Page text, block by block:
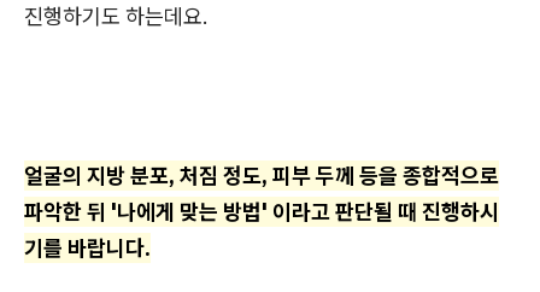
진행하기도 하는데요.
얼굴의 지방 분포, 처짐 정도, 피부 두께 등을 종합적으로
파악한 뒤 '나에게 맞는 방법' 이라고 판단될 때 진행하시
기를 바랍니다.